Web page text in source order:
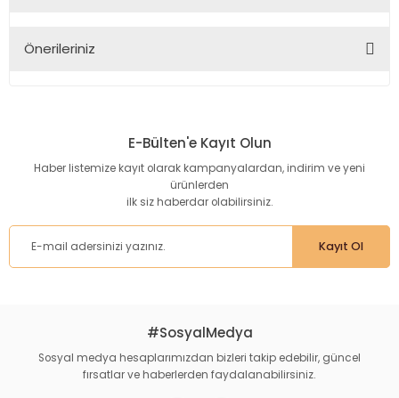
Önerileriniz
Görüş ve önerileriniz için teşekkür ederiz.
Ürün resmi kalitesiz, bozuk veya görüntülenemiyor.
Ürün bilgilerinde hatalar bulunuyor.
Ürün fiyatı diğer sitelerden daha pahalı.
E-Bülten'e Kayıt Olun
Haber listemize kayıt olarak kampanyalardan, indirim ve yeni
ürünlerden
ilk siz haberdar olabilirsiniz.
Kayıt Ol
#SosyalMedya
Sosyal medya hesaplarımızdan bizleri takip edebilir, güncel
fırsatlar ve haberlerden faydalanabilirsiniz.